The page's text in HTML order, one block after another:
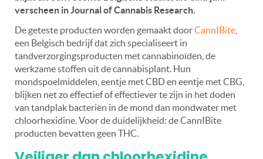
verscheen in Journal of Cannabis Research.
De geteste producten worden gemaakt doorCannIBite
een Belgisch bedrijf dat zich specialiseert in
tandverzorgingsproducten met cannabinoïden, de
werkzame stoffen uit de cannabisplant. Hun
mondspoelmiddelen, eentje met CBD en eentje met CBG,
blijken net zo effectief of effectiever te zijn in het doden
van tandplak bacteriën in de mond dan mondwater met
chloorhexidine. Voor de duidelijkheid: de CannIBite
producten bevatten geen THC.